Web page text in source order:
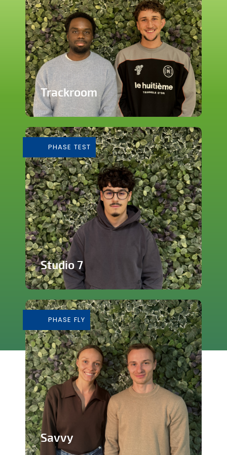
Trackroom
immersive
En savoir plus
PHASE TEST
Studio 7
de musique
En savoir plus
PHASE FLY
Savvy